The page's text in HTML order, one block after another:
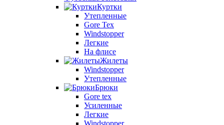
Куртки
Утепленные
Gore Tex
Windstopper
Легкие
На флисе
Жилеты
Windstopper
Утепленные
Брюки
Gore tex
Усиленные
Легкие
Windstopper